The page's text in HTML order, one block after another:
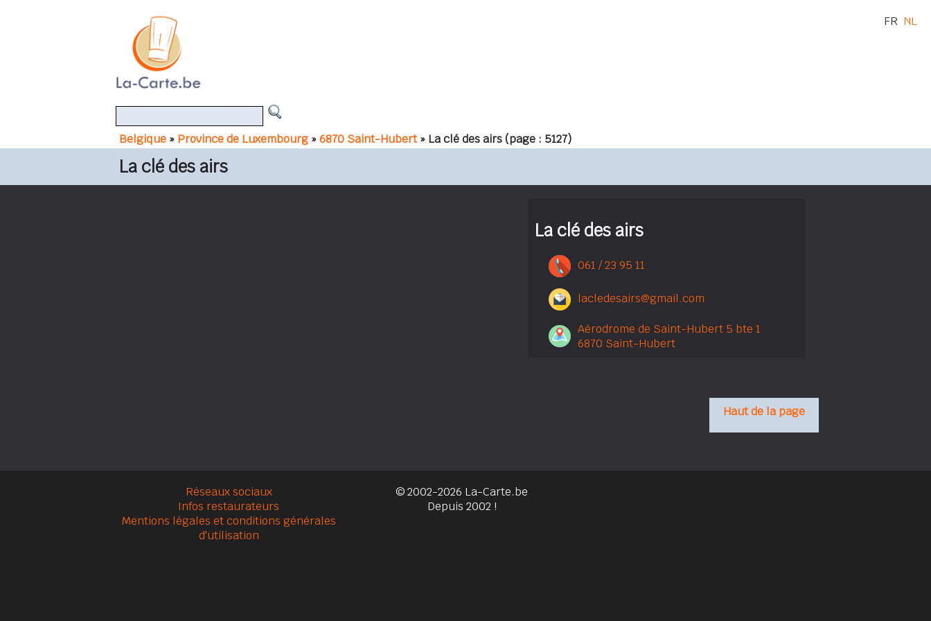
Belgique » Province de Luxembourg »6870 Saint-Hubert » La clé des airs(page : 5127)
FR NL
La clé des airs
La clé des airs
061 / 23 95 11
lacledesairs@gmail.com
Aérodrome de Saint-Hubert 5 bte 1
6870 Saint-Hubert
Haut de la page
Réseaux sociaux
Infos restaurateurs
Mentions légales et conditions générales
d'utilisation
© 2002-2026 La-Carte.be
Depuis 2002 !